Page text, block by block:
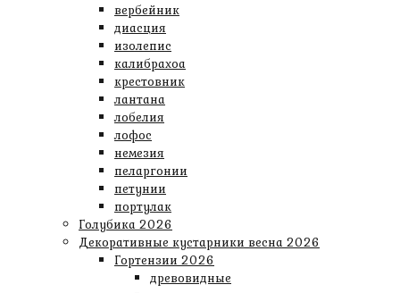
вербейник
диасция
изолепис
калибрахоа
крестовник
лантана
лобелия
лофос
немезия
пеларгонии
петунии
портулак
Голубика 2026
Декоративные кустарники весна 2026
Гортензии 2026
древовидные